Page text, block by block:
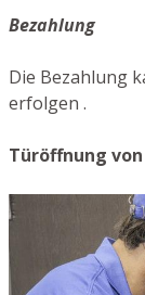
Bezahlung
Die Bezahlung
erfolgen .
Türöffnung